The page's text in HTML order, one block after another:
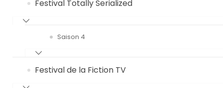
Festival Totally Serialized
Saison 4
Festival de la Fiction TV